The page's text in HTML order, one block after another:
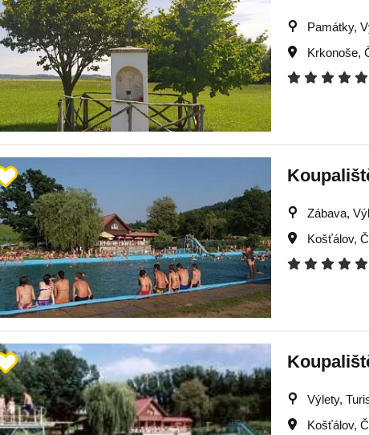
Památky,
Krkonoše,
Zábava,
Košťálov,
Výlety,
Košťálov,